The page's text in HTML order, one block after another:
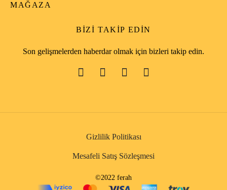
MAĞAZA
BIZI TAKIP EDIN
Son gelişmelerden haberdar olmak için bizleri takip edin.
Gizlilik Politikası
Mesafeli Satış Sözleşmesi
©2022 ferah